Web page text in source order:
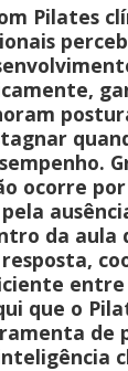
Pilates
ocorre
da aula
entre
que o
de